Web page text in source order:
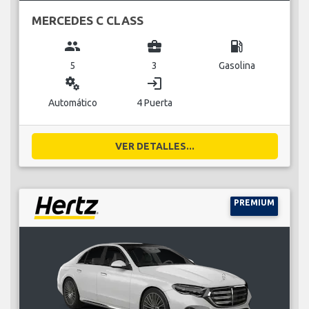
MERCEDES C CLASS
group
5
business_center
3
local_gas_station
Gasolina
miscellaneous_services
Automático
login
4 Puerta
VER DETALLES...
PREMIUM